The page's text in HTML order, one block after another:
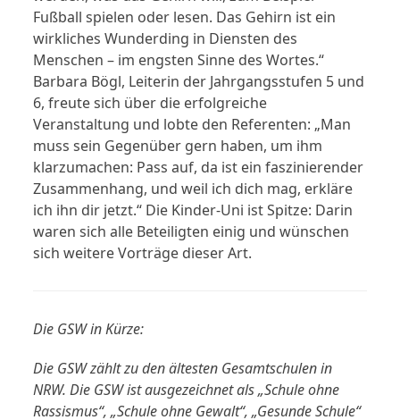
Fußball spielen oder lesen. Das Gehirn ist ein
wirkliches Wunderding in Diensten des
Menschen – im engsten Sinne des Wortes.“
Barbara Bögl, Leiterin der Jahrgangsstufen 5 und
6, freute sich über die erfolgreiche
Veranstaltung und lobte den Referenten: „Man
muss sein Gegenüber gern haben, um ihm
klarzumachen: Pass auf, da ist ein faszinierender
Zusammenhang, und weil ich dich mag, erkläre
ich ihn dir jetzt.“ Die Kinder-Uni ist Spitze: Darin
waren sich alle Beteiligten einig und wünschen
sich weitere Vorträge dieser Art.
Die GSW in Kürze:
Die GSW zählt zu den ältesten Gesamtschulen in
NRW. Die GSW ist ausgezeichnet als „Schule ohne
Rassismus“, „Schule ohne Gewalt“, „Gesunde Schule“